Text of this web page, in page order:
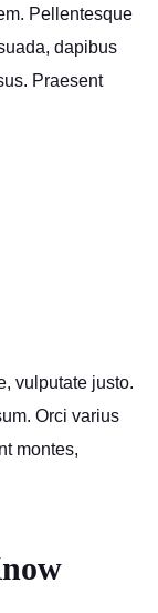
Pellentesque
dapibus
Praesent
vulputate justo.
Orci varius
montes,